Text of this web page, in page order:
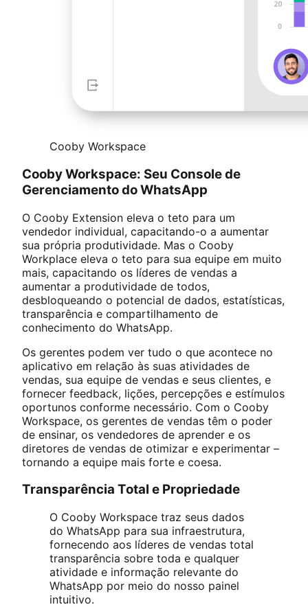
Cooby Workspace
Cooby Workspace: Seu Console de
Gerenciamento do WhatsApp
O Cooby Extension eleva o teto para um
vendedor individual, capacitando-o a aumentar
sua própria produtividade. Mas o Cooby
Workplace eleva o teto para sua equipe em muito
mais, capacitando os líderes de vendas a
aumentar a produtividade de todos,
desbloqueando o potencial de dados, estatísticas,
transparência e compartilhamento de
conhecimento do WhatsApp.
Os gerentes podem ver tudo o que acontece no
aplicativo em relação às suas atividades de
vendas, sua equipe de vendas e seus clientes, e
fornecer feedback, lições, percepções e estímulos
oportunos conforme necessário. Com o Cooby
Workspace, os gerentes de vendas têm o poder
de ensinar, os vendedores de aprender e os
diretores de vendas de otimizar e experimentar –
tornando a equipe mais forte e coesa.
Transparência Total e Propriedade
O Cooby Workspace traz seus dados
do WhatsApp para sua infraestrutura,
fornecendo aos líderes de vendas total
transparência sobre toda e qualquer
atividade e informação relevante do
WhatsApp por meio do nosso painel
intuitivo.